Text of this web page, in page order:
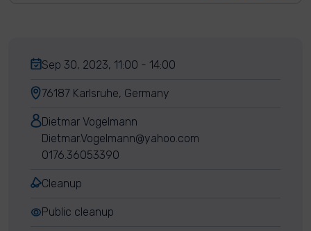
Sep 30, 2023, 11:00 - 14:00
76187 Karlsruhe, Germany
Dietmar Vogelmann
Dietmar.Vogelmann@yahoo.com
0176.36053390
Cleanup
Public cleanup